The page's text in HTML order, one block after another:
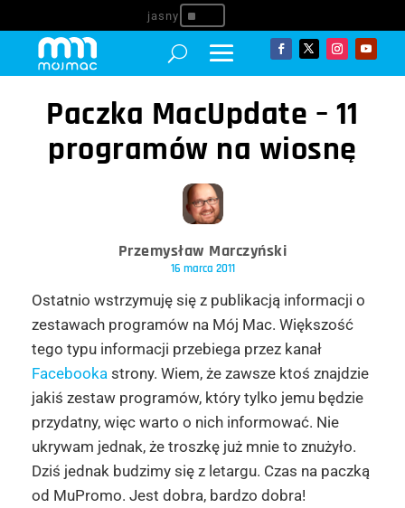
^
Paczka MacUpdate – 11
programów na wiosnę
Przemysław Marczyński
16 marca 2011
Ostatnio wstrzymuję się z publikacją informacji o
zestawach programów na Mój Mac. Większość
tego typu informacji przebiega przez kanał
Facebookastrony. Wiem, że zawsze ktoś znajdzie
jakiś zestaw programów, który tylko jemu będzie
przydatny, więc warto o nich informować. Nie
ukrywam jednak, że troszkę już mnie to znużyło.
Dziś jednak budzimy się z letargu. Czas na paczką
od MuPromo. Jest dobra, bardzo dobra!